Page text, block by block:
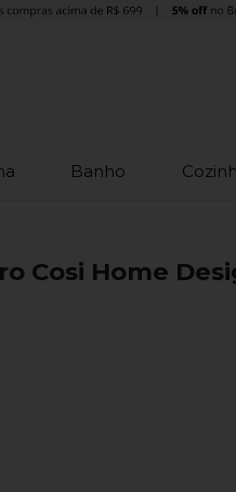
Banho
Cosi Home